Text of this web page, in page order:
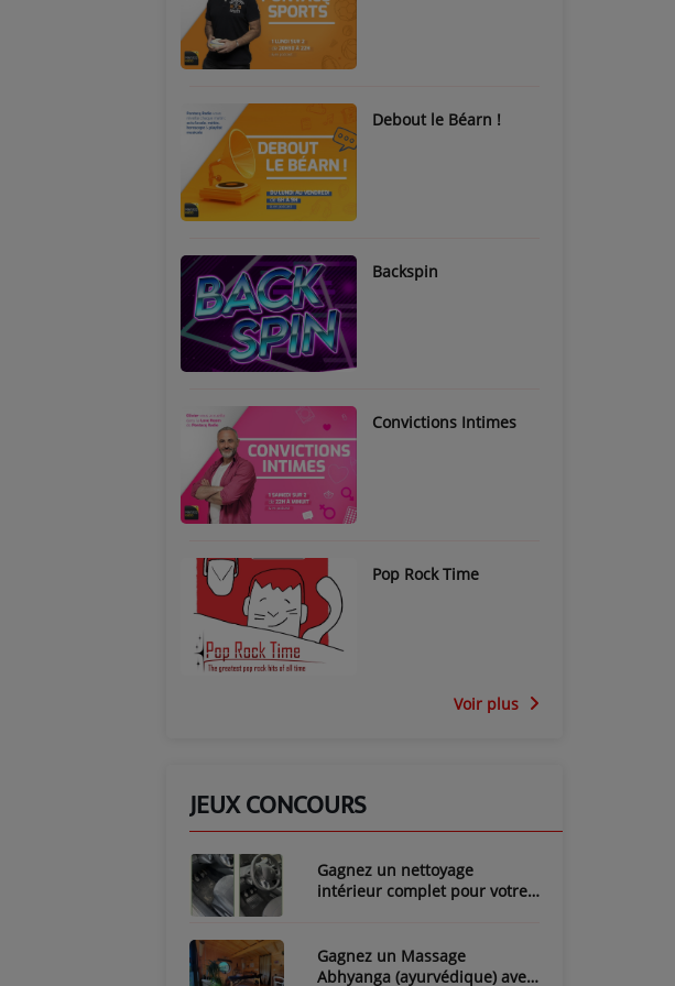
Debout le Béarn !
Backspin
Convictions Intimes
Pop Rock Time
Voir plus
JEUX CONCOURS
Gagnez un nettoyage
intérieur complet pour votre
Gagnez un Massage
Abhyanga (ayurvédique) avec